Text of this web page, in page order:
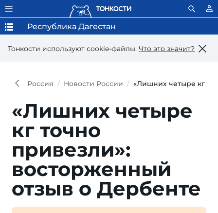
Тонкости используют сookie-файлы. Что это значит?
Республика Дагестан
Россия Новости России «Лишних четыре кг
«Лишних четыре
кг точно
привезли»:
востор­женный
отзыв о Дербенте